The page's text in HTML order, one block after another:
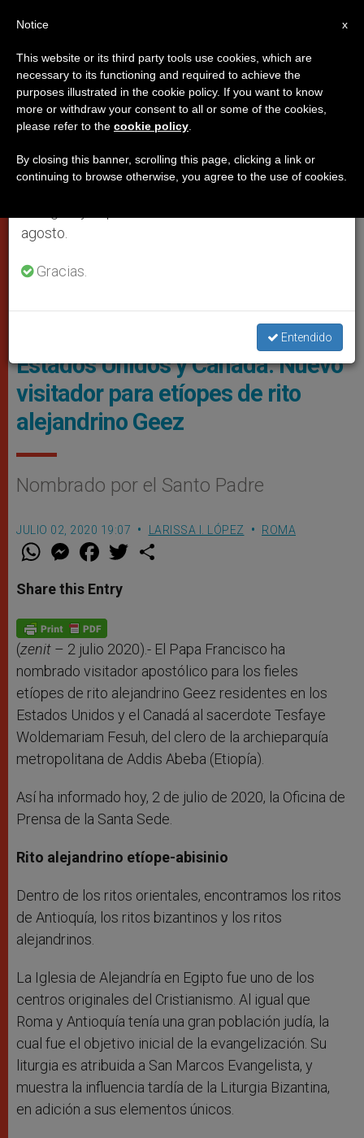
ROMA
(C)Iglesia Católica Etíope Kidane-Mehret Del Rito Geez , Washington,
Estados Unidos
Estados Unidos y Canadá: Nuevo
visitador para etíopes de rito
alejandrino Geez
Nombrado por el Santo Padre
JULIO 02, 2020 19:07 LARISSA I. LÓPEZ ROMA
W
t
s
p
p
M
e
s
e
g
e
r
F
a
e
b
o
k
w
Share this Entry
(zenit – 2 julio 2020).- El Papa Francisco ha
nombrado visitador apostólico para los fieles
etíopes de rito alejandrino Geez residentes en los
Estados Unidos y el Canadá al sacerdote Tesfaye
Woldemariam Fesuh, del clero de la archieparquía
metropolitana de Addis Abeba (Etiopía).
Así ha informado hoy, 2 de julio de 2020, la Oficina de
Prensa de la Santa Sede.
Rito alejandrino etíope-abisinio
Dentro de los ritos orientales, encontramos los ritos
de Antioquía, los ritos bizantinos y los ritos
alejandrinos.
La Iglesia de Alejandría en Egipto fue uno de los
centros originales del Cristianismo. Al igual que
Roma y Antioquía tenía una gran población judía, la
cual fue el objetivo inicial de la evangelización. Su
liturgia es atribuida a San Marcos Evangelista, y
muestra la influencia tardía de la Liturgia Bizantina,
en adición a sus elementos únicos.
×
Aviso importante
Del 27 de julio al 7 de agosto haremos la pausa
anual, aprovechando que en el periodo de verano
se generan menos informaciones y también el
agosto.
Gracias.
Entendido
x
Notice
This website or its third party tools use cookies, which are
necessary to its functioning and required to achieve the
purposes illustrated in the cookie policy. If you want to know
more or withdraw your consent to all or some of the cookies,
please refer to the cookie policy
By closing this banner, scrolling this page, clicking a link or
continuing to browse otherwise, you agree to the use of cookies.